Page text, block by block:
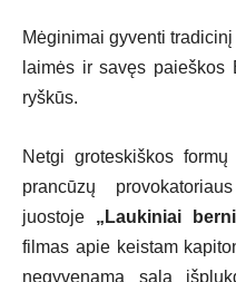
Mėginimai gyventi
laimės ir savęs paieškos
ryškūs.
Netgi groteskiškos
prancūzų
juostoje „Laukiniai
filmas apie keistam
negyvenamą salą